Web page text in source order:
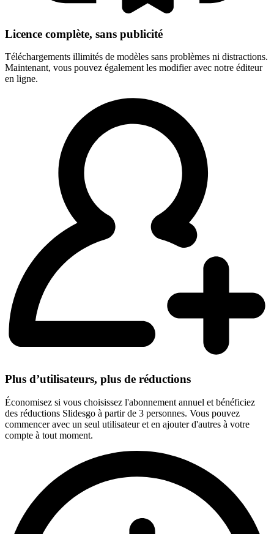
Licence complète, sans publicité
Téléchargements illimités de modèles sans problèmes ni distractions.
Maintenant, vous pouvez également les modifier avec notre éditeur
en ligne.
Plus d’utilisateurs, plus de réductions
Économisez si vous choisissez l'abonnement annuel et bénéficiez
des réductions Slidesgo à partir de 3 personnes. Vous pouvez
commencer avec un seul utilisateur et en ajouter d'autres à votre
compte à tout moment.